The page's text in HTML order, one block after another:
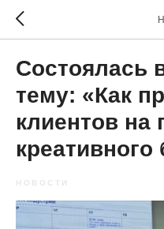
Состоялась
тему: «Как
клиентов на
креативного